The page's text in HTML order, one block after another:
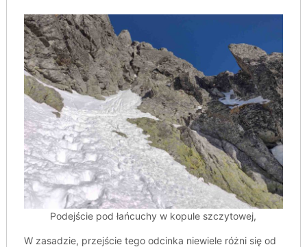
Podejście pod łańcuchy w kopule szczytowej,
W zasadzie, przejście tego odcinka niewiele różni się od